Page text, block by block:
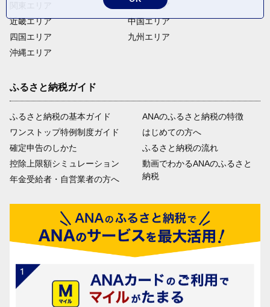
近畿エリア
四国エリア
沖縄エリア
中部エリア
中国エリア
九州エリア
ふるさと納税ガイド
ふるさと納税の基本ガイド
ワンストップ特例制度ガイド
確定申告のしかた
控除上限額シミュレーション
年金受給者・自営業者の方へ
ANAのふるさと納税の特徴
はじめての方へ
ふるさと納税の流れ
動画でわかるANAのふるさと
納税